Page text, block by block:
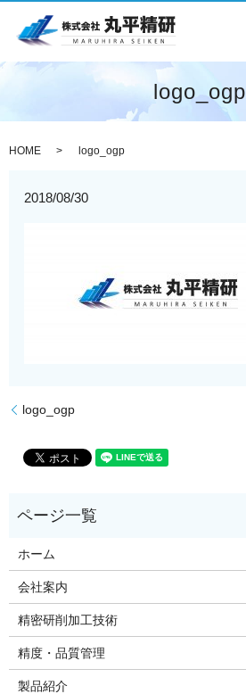
logo_ogp
HOME logo_ogp
2018/08/30
logo_ogp
ホーム
会社案内
精密研削加工技術
精度・品質管理
製品紹介